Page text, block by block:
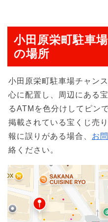
小田原栄町駐車
の場所
小田原栄町駐車場チャン
心に配置し、周辺にある
るATMを色分けしてピン
掲載されている宝くじ売
報に誤りがある場合、 お
絡ください。